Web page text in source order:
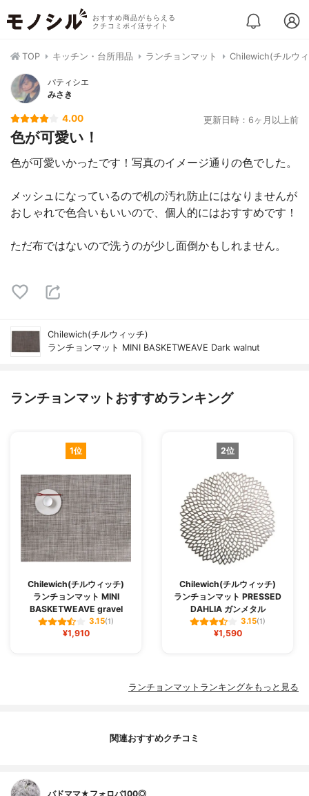
おすすめ商品がもらえる
クチコミポイ活サイト
TOP キッチン・台所用品 ランチョンマット Chilewich(チルウ
パティシエ
みさき
4.00 更新日時：6ヶ月以上前
色が可愛い！
色が可愛いかったです！写真のイメージ通りの色でした。
メッシュになっているので机の汚れ防止にはなりませんが
おしゃれで色合いもいいので、個人的にはおすすめです！
ただ布ではないので洗うのが少し面倒かもしれません。
Chilewich(チルウィッチ)
ランチョンマット MINI BASKETWEAVE Dark walnut
ランチョンマットおすすめランキング
1位
Chilewich(チルウィッチ)
ランチョンマット MINI
BASKETWEAVE gravel
3.15(1)
¥1,910
2位
Chilewich(チルウィッチ)
ランチョンマット PRESSED
DAHLIA ガンメタル
3.15(1)
¥1,590
ランチョンマットランキングをもっと見る
関連おすすめクチコミ
バドママ★フォロバ100◎